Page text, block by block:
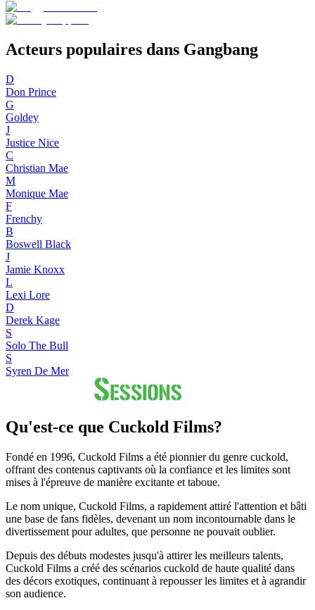
Acteurs populaires dans Gangbang
D
Don Prince
G
Goldey
J
Justice Nice
C
Christian Mae
M
Monique Mae
F
Frenchy
B
Boswell Black
J
Jamie Knoxx
L
Lexi Lore
D
Derek Kage
S
Solo The Bull
S
Syren De Mer
Qu'est-ce que Cuckold Films?
Fondé en 1996, Cuckold Films a été pionnier du genre cuckold,
offrant des contenus captivants où la confiance et les limites sont
mises à l'épreuve de manière excitante et taboue.
Le nom unique, Cuckold Films, a rapidement attiré l'attention et bâti
une base de fans fidèles, devenant un nom incontournable dans le
divertissement pour adultes, que personne ne pouvait oublier.
Depuis des débuts modestes jusqu'à attirer les meilleurs talents,
Cuckold Films a créé des scénarios cuckold de haute qualité dans
des décors exotiques, continuant à repousser les limites et à agrandir
son audience.